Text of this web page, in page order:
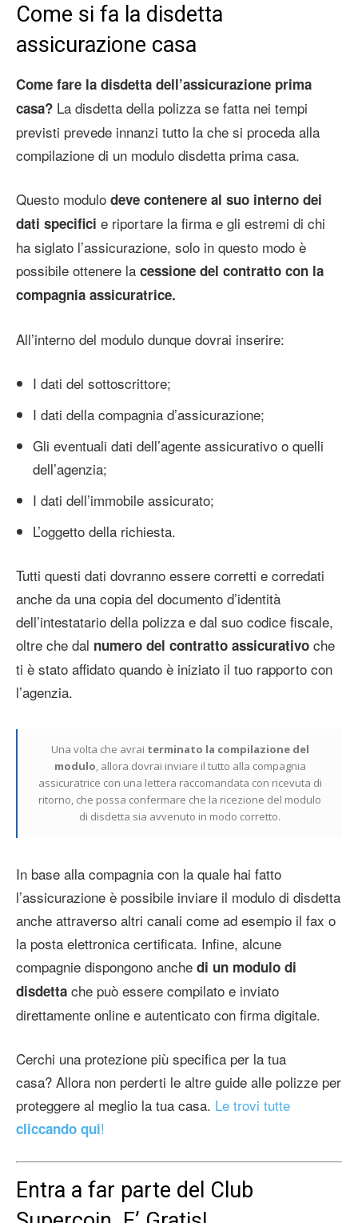
Come si fa la disdetta
assicurazione casa
Come fare la disdetta dell’assicurazione prima
casa? La disdetta della polizza se fatta nei tempi
previsti prevede innanzi tutto la che si proceda alla
compilazione di un modulo disdetta prima casa.
Questo modulo deve contenere al suo interno dei
dati specifici e riportare la firma e gli estremi di chi
ha siglato l’assicurazione, solo in questo modo è
possibile ottenere la cessione del contratto con la
compagnia assicuratrice.
All’interno del modulo dunque dovrai inserire:
I dati del sottoscrittore;
I dati della compagnia d’assicurazione;
Gli eventuali dati dell’agente assicurativo o quelli
dell’agenzia;
I dati dell’immobile assicurato;
L’oggetto della richiesta.
Tutti questi dati dovranno essere corretti e corredati
anche da una copia del documento d’identità
dell’intestatario della polizza e dal suo codice fiscale,
oltre che dal numero del contratto assicurativo che
ti è stato affidato quando è iniziato il tuo rapporto con
l’agenzia.
Una volta che avrai terminato la compilazione del
modulo, allora dovrai inviare il tutto alla compagnia
assicuratrice con una lettera raccomandata con ricevuta di
ritorno, che possa confermare che la ricezione del modulo
di disdetta sia avvenuto in modo corretto.
In base alla compagnia con la quale hai fatto
l’assicurazione è possibile inviare il modulo di disdetta
anche attraverso altri canali come ad esempio il fax o
la posta elettronica certificata. Infine, alcune
compagnie dispongono anche di un modulo di
disdetta che può essere compilato e inviato
direttamente online e autenticato con firma digitale.
Cerchi una protezione più specifica per la tua
casa? Allora non perderti le altre guide alle polizze per
proteggere al meglio la tua casa. Le trovi tutte
cliccando qui!
Entra a far parte del Club